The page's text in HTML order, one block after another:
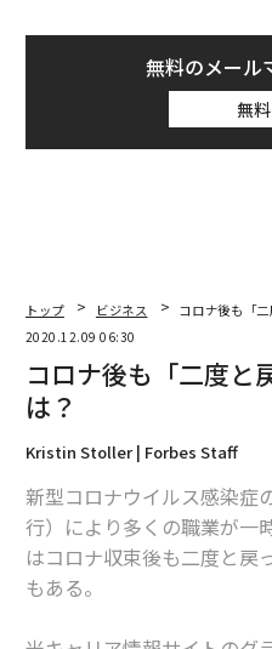
無料のメール
無
トップ ビジネス
コロナ後も「
2020.12.09 06:30
コロナ後も「二度と
は？
Kristin Stoller | Forbes Staff
新型コロナウイルス感染症
行）により多くの職業が一
はコロナ収束後も二度と戻
もある。